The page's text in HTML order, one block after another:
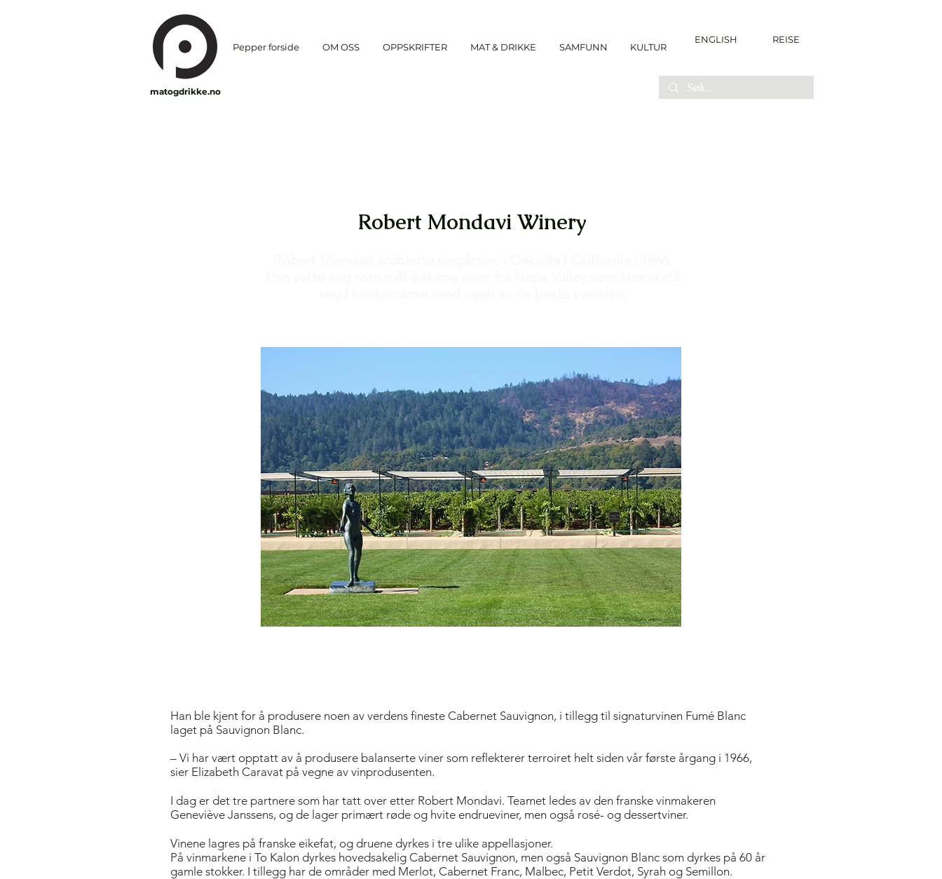
Pepper forside OM OSS OPPSKRIFTER MAT & DRIKKE SAMFUNN KULTUR
ENGLISH REISE
matogdrikke.no
Robert Mondavi Winery
Han ble kjent for å produsere noen av verdens fineste Cabernet Sauvignon, i tillegg til signaturvinen Fumé Blanc
laget på Sauvignon Blanc.
– Vi har vært opptatt av å produsere balanserte viner som reflekterer terroiret helt siden vår første årgang i 1966,
sier Elizabeth Caravat på vegne av vinprodusenten.
I dag er det tre partnere som har tatt over etter Robert Mondavi. Teamet ledes av den franske vinmakeren
Geneviève Janssens, og de lager primært røde og hvite endrueviner, men også rosé- og dessertviner.
Vinene lagres på franske eikefat, og druene dyrkes i tre ulike appellasjoner.
På vinmarkene i To Kalon dyrkes hovedsakelig Cabernet Sauvignon, men også Sauvignon Blanc som dyrkes på 60 år
gamle stokker. I tillegg har de områder med Merlot, Cabernet Franc, Malbec, Petit Verdot, Syrah og Semillon.